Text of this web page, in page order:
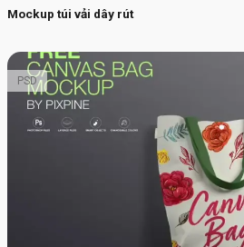
Mockup túi vải dây rút
PSD